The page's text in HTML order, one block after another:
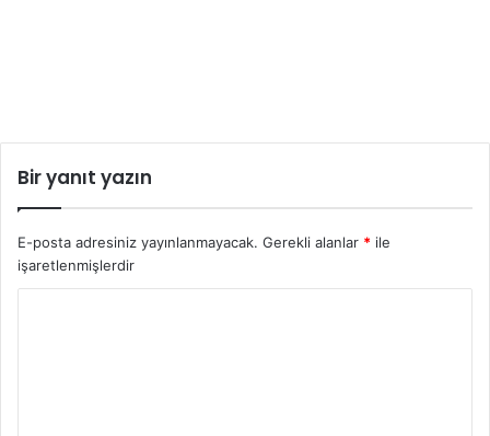
Bir yanıt yazın
E-posta adresiniz yayınlanmayacak. Gerekli alanlar * ile
işaretlenmişlerdir